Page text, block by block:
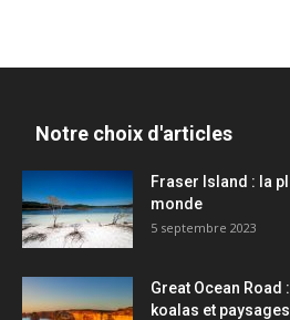
Notre choix d'articles
Fraser Island : la
monde
5 septembre 2023
Great Ocean Road
koalas et